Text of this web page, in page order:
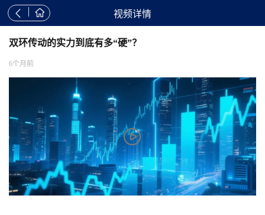
  视频详情
双环传动的实力到底有多“硬”？
6个月前
